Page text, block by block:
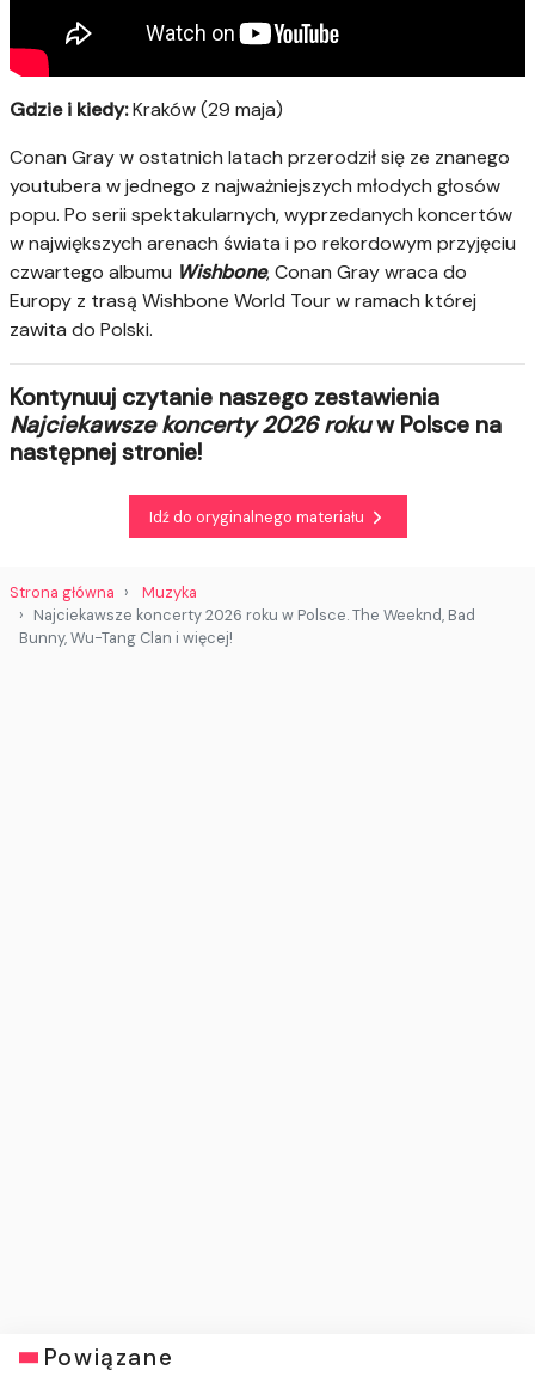
Gdzie i kiedy:Kraków (29 maja)
Conan Gray w ostatnich latach przerodził się ze znanego
youtubera w jednego z najważniejszych młodych głosów
popu. Po serii spektakularnych, wyprzedanych koncertów
w największych arenach świata i po rekordowym przyjęciu
czwartego albumu Wishbone, Conan Gray wraca do
Europy z trasą Wishbone World Tour w ramach której
zawita do Polski.
Kontynuuj czytanie naszego zestawienia
Najciekawsze koncerty 2026 rokuw Polsce na
następnej stronie!
Idź do oryginalnego materiału
Strona główna
Muzyka
Najciekawsze koncerty 2026 roku w Polsce. The Weeknd, Bad
Bunny, Wu-Tang Clan i więcej!
Powiązane